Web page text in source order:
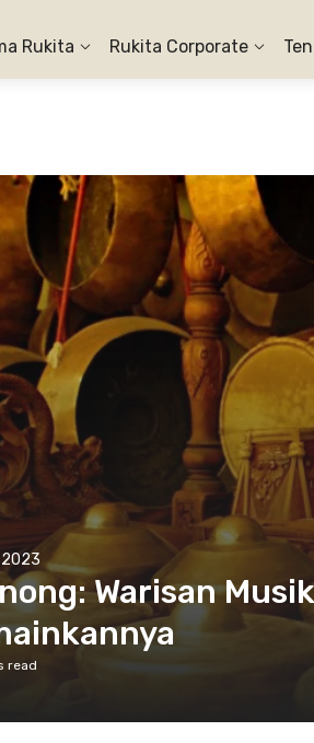
Rukita Rukita Corporate
2023
Warisan
read